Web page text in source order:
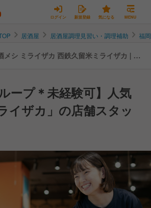
ログイン 新規登録 気になる MENU
居酒屋 居酒屋調理見習い・調理補助 福
メシ ミライザカ 西鉄久留米ミライザカ | 調
ープ＊未経験可】人気
イザカ」の店舗スタッ